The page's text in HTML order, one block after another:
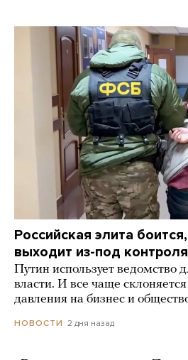
Российская элита
выходит из-под контроля
Путин использует ведомство
власти. И все чаще
давления на бизнес и
НОВОСТИ 2 дня назад